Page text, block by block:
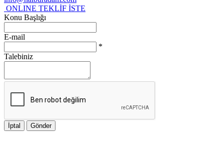
ONLINE TEKLİF İSTE
Konu Başlığı
E-mail
*
Talebiniz
İptal Gönder